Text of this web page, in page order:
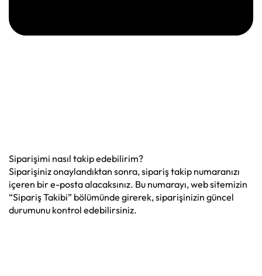
Siparişimi nasıl takip edebilirim?
Siparişiniz onaylandıktan sonra, sipariş takip numaranızı
içeren bir e-posta alacaksınız. Bu numarayı, web sitemizin
“Sipariş Takibi” bölümünde girerek, siparişinizin güncel
durumunu kontrol edebilirsiniz.